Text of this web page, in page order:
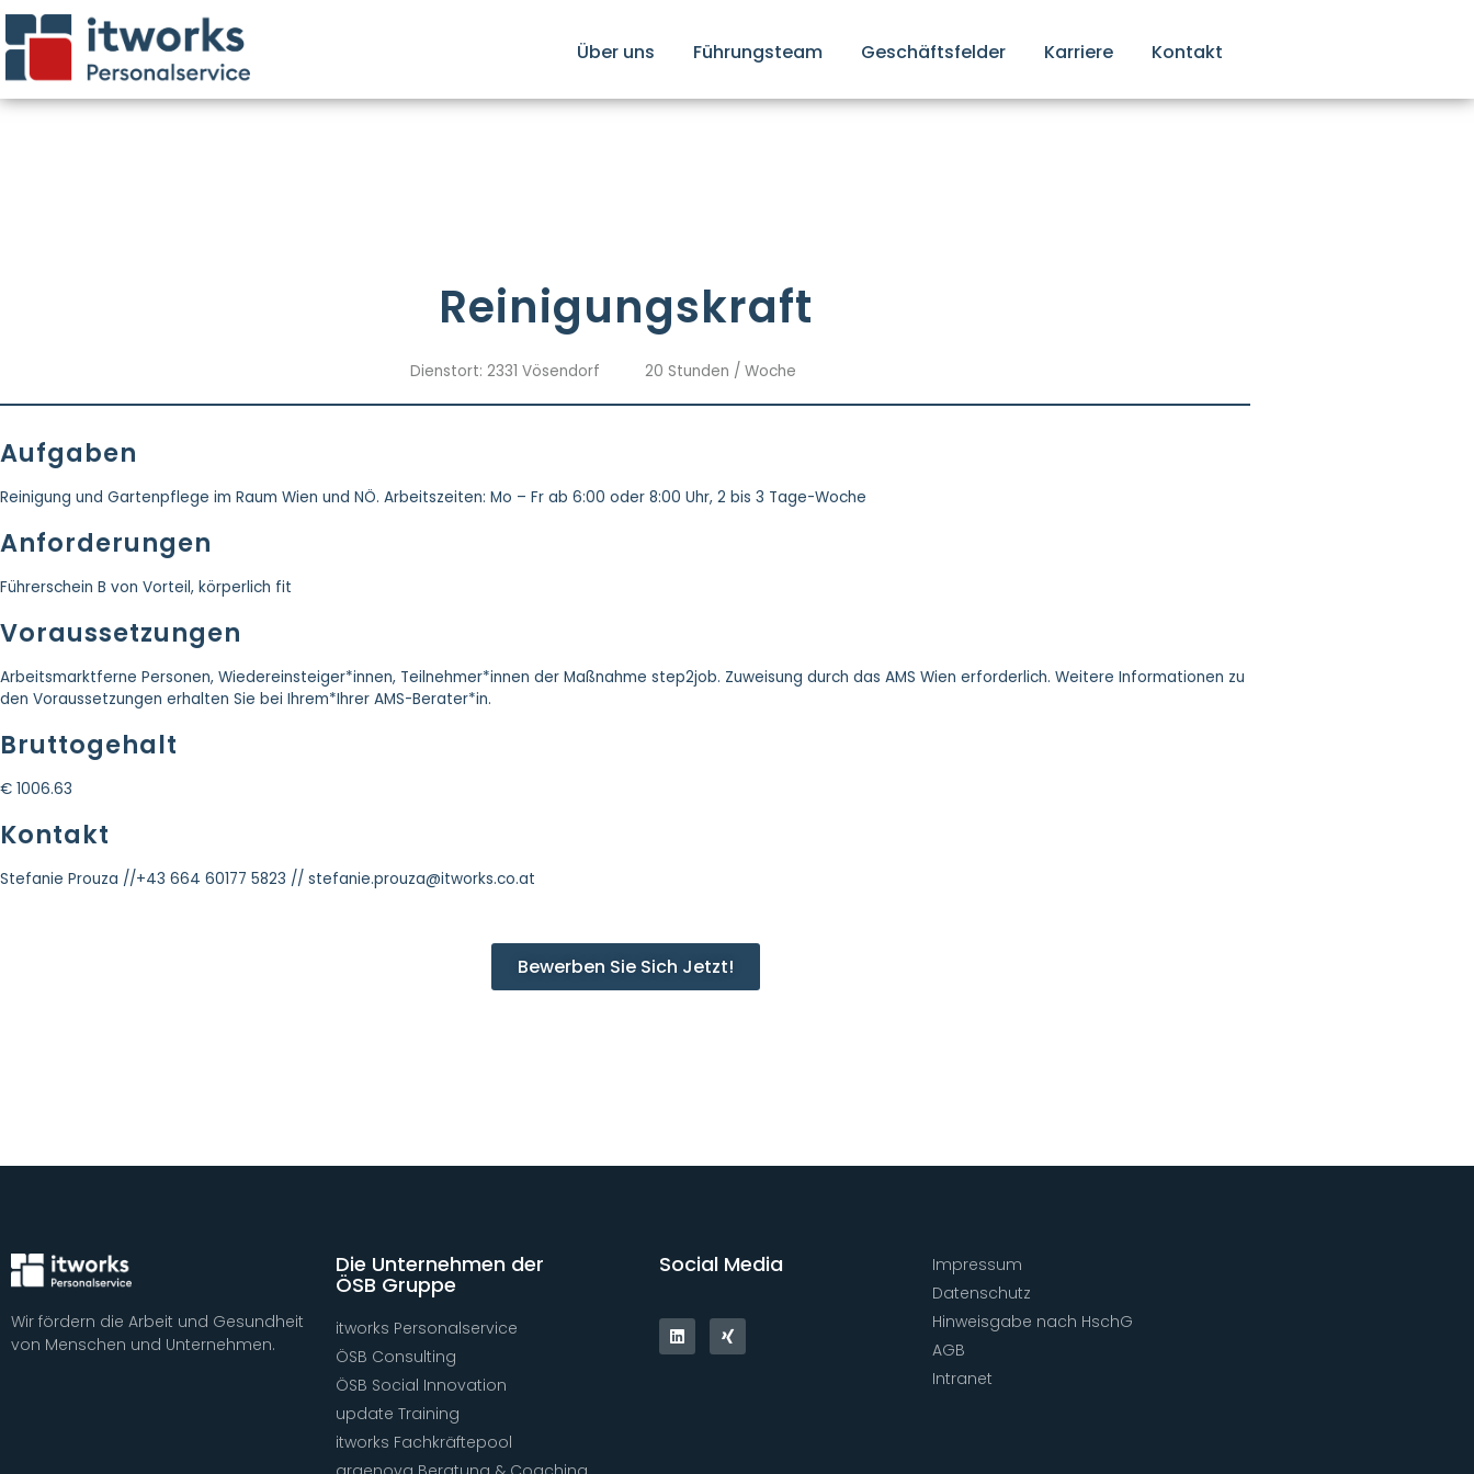
Über uns Führungsteam Geschäftsfelder Karriere Kontakt
Reinigungskraft
Dienstort: 2331 Vösendorf 20 Stunden / Woche
Aufgaben
Reinigung und Gartenpflege im Raum Wien und NÖ. Arbeitszeiten: Mo – Fr ab 6:00 oder 8:00 Uhr, 2 bis 3 Tage-Woche
Anforderungen
Führerschein B von Vorteil, körperlich fit
Voraussetzungen
Arbeitsmarktferne Personen, Wiedereinsteiger*innen, Teilnehmer*innen der Maßnahme step2job. Zuweisung durch das AMS Wien erforderlich. Weitere Informationen zu
den Voraussetzungen erhalten Sie bei Ihrem*Ihrer AMS-Berater*in.
Bruttogehalt
€ 1006.63
Kontakt
Stefanie Prouza //+43 664 60177 5823 // stefanie.prouza@itworks.co.at
Bewerben Sie Sich Jetzt!
Wir fördern die Arbeit und Gesundheit
von Menschen und Unternehmen.
Die Unternehmen der
ÖSB Gruppe
itworks Personalservice
ÖSB Consulting
ÖSB Social Innovation
update Training
itworks Fachkräftepool
Social Media
Impressum
Datenschutz
Hinweisgabe nach HschG
AGB
Intranet